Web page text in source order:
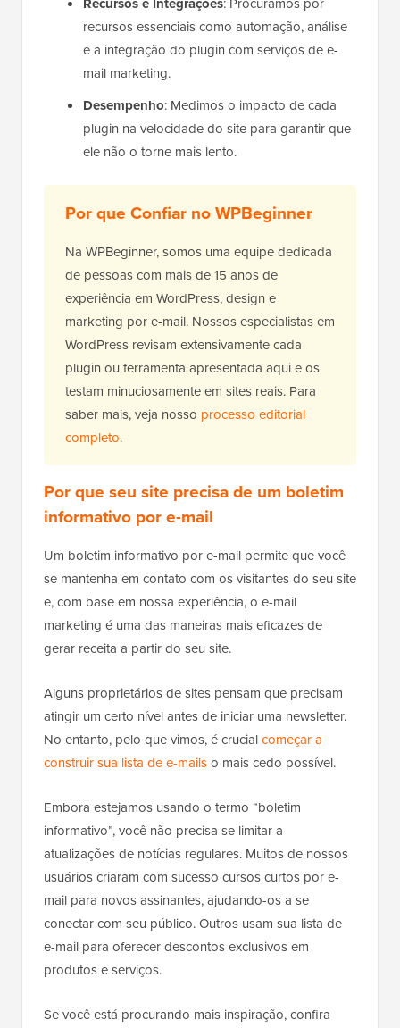
recursos essenciais como automação, análise
e a integração do plugin com serviços de e-
mail marketing.
Desempenho: Medimos o impacto de cada
plugin na velocidade do site para garantir que
ele não o torne mais lento.
Por que Confiar no WPBeginner
Na WPBeginner, somos uma equipe dedicada
de pessoas com mais de 15 anos de
experiência em WordPress, design e
marketing por e-mail. Nossos especialistas em
WordPress revisam extensivamente cada
plugin ou ferramenta apresentada aqui e os
testam minuciosamente em sites reais. Para
saber mais, veja nosso processo editorial
completo.
Por que seu site precisa de um boletim
informativo por e-mail
Um boletim informativo por e-mail permite que você
se mantenha em contato com os visitantes do seu site
e, com base em nossa experiência, o e-mail
marketing é uma das maneiras mais eficazes de
gerar receita a partir do seu site.
Alguns proprietários de sites pensam que precisam
atingir um certo nível antes de iniciar uma newsletter.
No entanto, pelo que vimos, é crucialcomeçar a
construir sua lista de e-mailso mais cedo possível.
Embora estejamos usando o termo “boletim
informativo”, você não precisa se limitar a
atualizações de notícias regulares. Muitos de nossos
usuários criaram com sucesso cursos curtos por e-
mail para novos assinantes, ajudando-os a se
conectar com seu público. Outros usam sua lista de
e-mail para oferecer descontos exclusivos em
produtos e serviços.
Se você está procurando mais inspiração, confira